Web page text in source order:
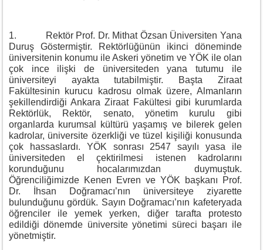
1. Rektör Prof. Dr. Mithat Özsan Üniversiten Yana
Duruş Göstermiştir. Rektörlüğünün ikinci döneminde
üniversitenin konumu ile Askeri yönetim ve YÖK ile olan
çok ince ilişki de üniversiteden yana tutumu ile
üniversiteyi ayakta tutabilmiştir. Başta Ziraat
Fakültesinin kurucu kadrosu olmak üzere, Almanların
şekillendirdiği Ankara Ziraat Fakültesi gibi kurumlarda
Rektörlük, Rektör, senato, yönetim kurulu gibi
organlarda kurumsal kültürü yaşamış ve bilerek gelen
kadrolar, üniversite özerkliği ve tüzel kişiliği konusunda
çok hassaslardı. YÖK sonrası 2547 sayılı yasa ile
üniversiteden el çektirilmesi istenen kadrolarını
korunduğunu hocalarımızdan duymuştuk.
Öğrenciliğimizde Kenen Evren ve YÖK başkanı Prof.
Dr. İhsan Doğramacı’nın üniversiteye ziyarette
bulunduğunu gördük. Sayın Doğramacı’nın kafeteryada
öğrenciler ile yemek yerken, diğer tarafta protesto
edildiği dönemde üniversite yönetimi süreci başarı ile
yönetmiştir.